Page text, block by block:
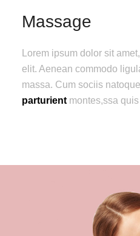
Massage
Lorem ipsum dolor sit
elit. Aenean commodo
massa. Cum sociis
parturientmontes,ssa quis